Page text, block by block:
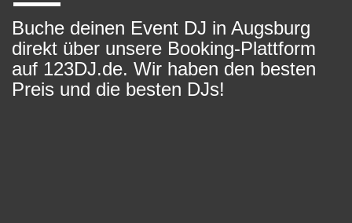
Buche deinen Event DJ in Augsburg
direkt über unsere Booking-Plattform
auf 123DJ.de. Wir haben den besten
Preis und die besten DJs!